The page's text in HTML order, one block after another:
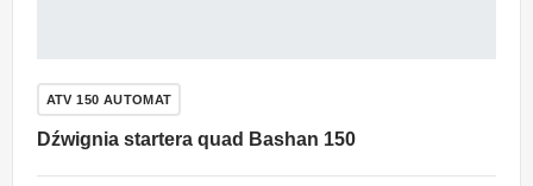
ATV 150 AUTOMAT
Dźwignia startera quad Bashan 150